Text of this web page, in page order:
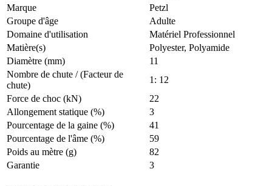
Marque
Petzl
Groupe d'âge
Adulte
Domaine d'utilisation
Matériel Professionnel
Matière(s)
Polyester, Polyamide
Diamètre (mm)
11
Nombre de chute / (Facteur de
chute)
1: 12
Force de choc (kN)
22
Allongement statique (%)
3
Pourcentage de la gaine (%)
41
Pourcentage de l'âme (%)
59
Poids au mètre (g)
82
Garantie
3